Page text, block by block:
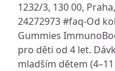
1232/3, 130 00,
24272973 #faq-Od
Gummies
pro děti od 4 let.
mladším dětem